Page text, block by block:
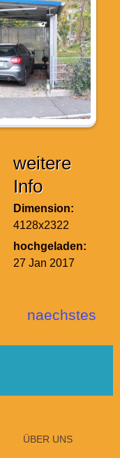
weitere
Info
Dimension:
4128x2322
hochgeladen:
27 Jan 2017
naechstes
ÜBER UNS